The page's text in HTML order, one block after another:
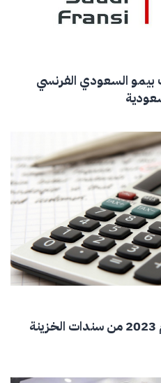
السعودي الفرنسي
الإعلان عن المزاد رقم 4 لعام 2023 من سندات الخزينة